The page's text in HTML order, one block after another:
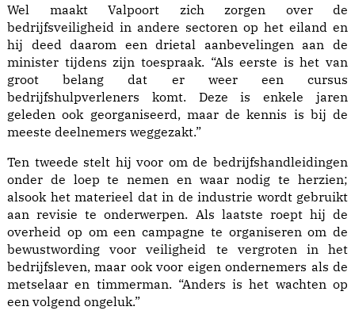
Wel maakt Valpoort zich zorgen over de
bedrijfsveiligheid in andere sectoren op het eiland en
hij deed daarom een drietal aanbevelingen aan de
minister tijdens zijn toespraak. “Als eerste is het van
groot belang dat er weer een cursus
bedrijfshulpverleners komt. Deze is enkele jaren
geleden ook georganiseerd, maar de kennis is bij de
meeste deelnemers weggezakt.”
Ten tweede stelt hij voor om de bedrijfshandleidingen
onder de loep te nemen en waar nodig te herzien;
alsook het materieel dat in de industrie wordt gebruikt
aan revisie te onderwerpen. Als laatste roept hij de
overheid op om een campagne te organiseren om de
bewustwording voor veiligheid te vergroten in het
bedrijfsleven, maar ook voor eigen ondernemers als de
metselaar en timmerman. “Anders is het wachten op
een volgend ongeluk.”